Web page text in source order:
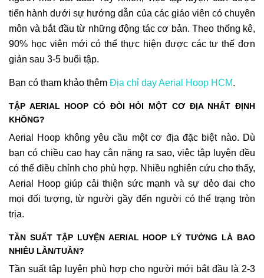
tiến hành dưới sự hướng dẫn của các giáo viên có chuyên
môn và bắt đầu từ những động tác cơ bản. Theo thống kê,
90% học viên mới có thể thực hiện được các tư thế đơn
giản sau 3-5 buổi tập.
Bạn có tham khảo thêm Địa chỉ dạy Aerial Hoop HCM.
TẬP AERIAL HOOP CÓ ĐÒI HỎI MỘT CƠ ĐỊA NHẤT ĐỊNH
KHÔNG?
Aerial Hoop không yêu cầu một cơ địa đặc biệt nào. Dù
bạn có chiều cao hay cân nặng ra sao, việc tập luyện đều
có thể điều chỉnh cho phù hợp. Nhiều nghiên cứu cho thấy,
Aerial Hoop giúp cải thiện sức mạnh và sự dẻo dai cho
mọi đối tượng, từ người gầy đến người có thể trạng tròn
trịa.
TẦN SUẤT TẬP LUYỆN AERIAL HOOP LÝ TƯỞNG LÀ BAO
NHIÊU LẦN/TUẦN?
Tần suất tập luyện phù hợp cho người mới bắt đầu là 2-3